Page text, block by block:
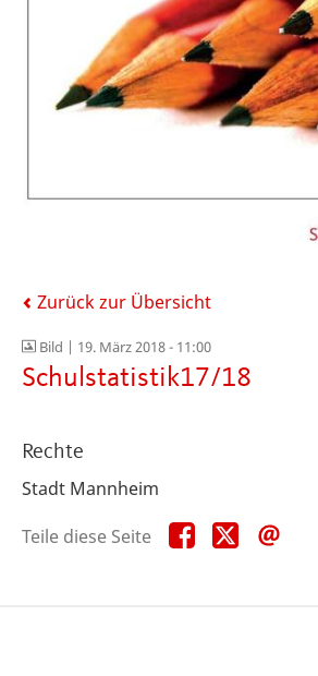
Zurück zur Übersicht
Bild | 19. März 2018 - 11:00
Schulstatistik17/18
Rechte
Stadt Mannheim
Teile diese Seite
Teile
diese
Teile
diese